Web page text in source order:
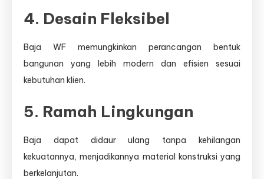
4. Desain Fleksibel
Baja WF memungkinkan perancangan bentuk
bangunan yang lebih modern dan efisien sesuai
kebutuhan klien.
5. Ramah Lingkungan
Baja dapat didaur ulang tanpa kehilangan
kekuatannya, menjadikannya material konstruksi yang
berkelanjutan.